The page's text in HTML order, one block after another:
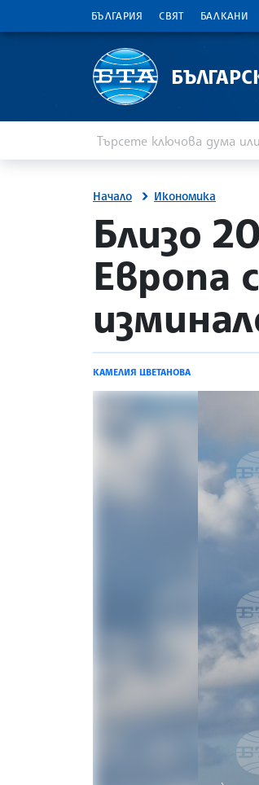
БЪЛГАРИЯ СВЯТ БАЛКАНИ
Начало Икономика
site.bta
Близо
Европа
КАМЕЛИЯ ЦВЕТАНОВА